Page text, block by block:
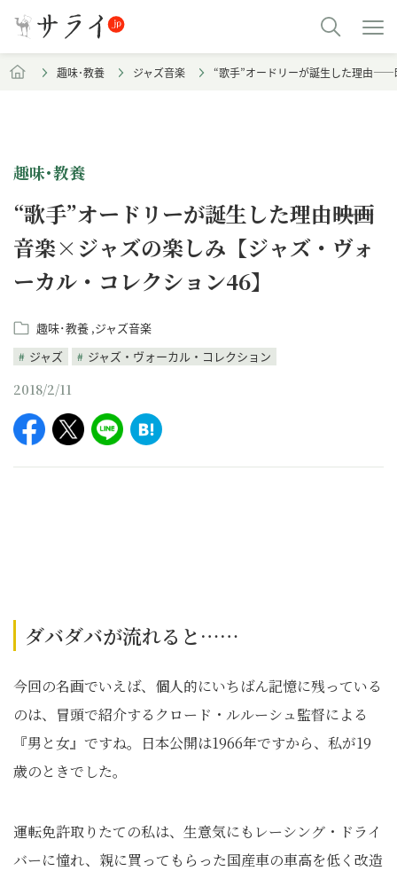
趣味･教養 ジャズ音楽 “歌手”オードリーが誕生した理由――
趣味･教養
“歌手”オードリーが誕生した理由――映画
音楽×ジャズの楽しみ【ジャズ・ヴォ
ーカル・コレクション46】
趣味･教養 ジャズ音楽
ジャズ
ジャズ・ヴォーカル・コレクション
2018/2/11
ダバダバが流れると……
今回の名画でいえば、個人的にいちばん記憶に残っている
のは、冒頭で紹介するクロード・ルルーシュ監督による
『男と女』ですね。日本公開は1966年ですから、私が19
歳のときでした。
運転免許取りたての私は、生意気にもレーシング・ドライ
バーに憧れ、親に買ってもらった国産車の車高を低く改造